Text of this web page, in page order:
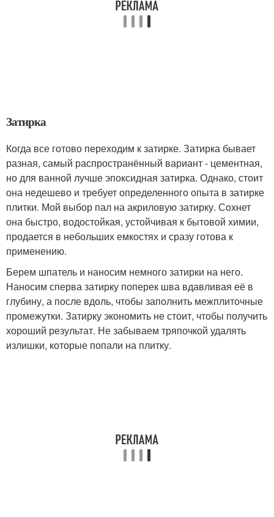
Затирка
Когда все готово переходим к затирке. Затирка бывает
разная, самый распространённый вариант - цементная,
но для ванной лучше эпоксидная затирка. Однако, стоит
она недешево и требует определенного опыта в затирке
плитки. Мой выбор пал на акриловую затирку. Сохнет
она быстро, водостойкая, устойчивая к бытовой химии,
продается в небольших емкостях и сразу готова к
применению.
Берем шпатель и наносим немного затирки на него.
Наносим сперва затирку поперек шва вдавливая её в
глубину, а после вдоль, чтобы заполнить межплиточные
промежутки. Затирку экономить не стоит, чтобы получить
хороший результат. Не забываем тряпочкой удалять
излишки, которые попали на плитку.